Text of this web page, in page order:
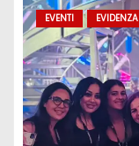
EVENTI EVIDENZA